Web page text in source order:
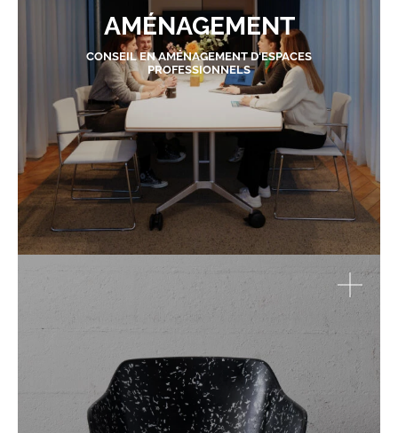
AMÉNAGEMENT
CONSEIL EN AMÉNAGEMENT D'ESPACES
PROFESSIONNELS